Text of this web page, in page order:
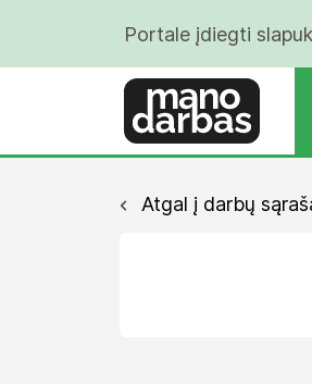
Portale įdiegti
Atgal į darbų